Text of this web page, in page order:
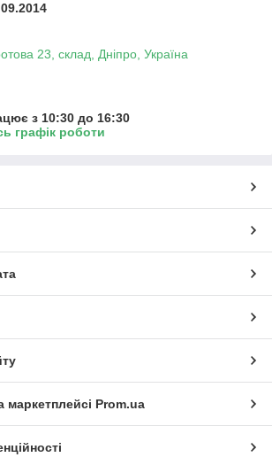
23, склад, Дніпро, Україна
з 10:30 до 16:30
графік роботи
маркетплейсі Prom.ua